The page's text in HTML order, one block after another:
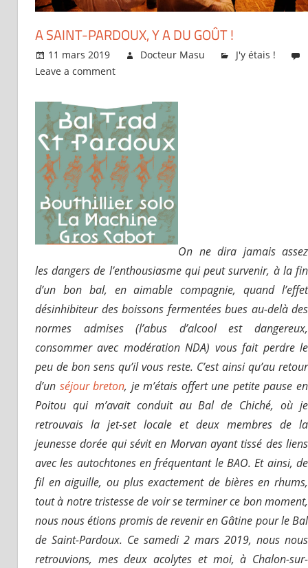
A SAINT-PARDOUX, Y A DU GOÛT !
11 mars 2019 Docteur Masu
J'y étais !
Leave a comment
On ne dira jamais assez
les dangers de l’enthousiasme qui peut survenir, à la fin
d’un bon bal, en aimable compagnie, quand l’effet
désinhibiteur des boissons fermentées bues au-delà des
normes admises (l’abus d’alcool est dangereux,
consommer avec modération NDA) vous fait perdre le
peu de bon sens qu’il vous reste. C’est ainsi qu’au retour
d’un séjour breton, je m’étais offert une petite pause en
Poitou qui m’avait conduit au Bal de Chiché, où je
retrouvais la jet-set locale et deux membres de la
jeunesse dorée qui sévit en Morvan ayant tissé des liens
avec les autochtones en fréquentant le BAO. Et ainsi, de
fil en aiguille, ou plus exactement de bières en rhums,
tout à notre tristesse de voir se terminer ce bon moment,
nous nous étions promis de revenir en Gâtine pour le Bal
de Saint-Pardoux. Ce samedi 2 mars 2019, nous nous
retrouvions, mes deux acolytes et moi, à Chalon-sur-